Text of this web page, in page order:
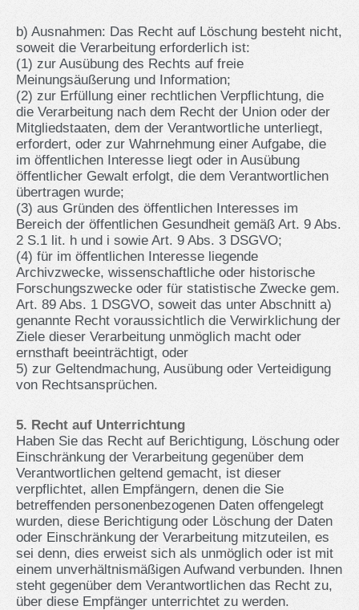
b) Ausnahmen: Das Recht auf Löschung besteht nicht,
soweit die Verarbeitung erforderlich ist:
(1) zur Ausübung des Rechts auf freie
Meinungsäußerung und Information;
(2) zur Erfüllung einer rechtlichen Verpflichtung, die
die Verarbeitung nach dem Recht der Union oder der
Mitgliedstaaten, dem der Verantwortliche unterliegt,
erfordert, oder zur Wahrnehmung einer Aufgabe, die
im öffentlichen Interesse liegt oder in Ausübung
öffentlicher Gewalt erfolgt, die dem Verantwortlichen
übertragen wurde;
(3) aus Gründen des öffentlichen Interesses im
Bereich der öffentlichen Gesundheit gemäß Art. 9 Abs.
2 S.1 lit. h und i sowie Art. 9 Abs. 3 DSGVO;
(4) für im öffentlichen Interesse liegende
Archivzwecke, wissenschaftliche oder historische
Forschungszwecke oder für statistische Zwecke gem.
Art. 89 Abs. 1 DSGVO, soweit das unter Abschnitt a)
genannte Recht voraussichtlich die Verwirklichung der
Ziele dieser Verarbeitung unmöglich macht oder
ernsthaft beeinträchtigt, oder
5) zur Geltendmachung, Ausübung oder Verteidigung
von Rechtsansprüchen.
5. Recht auf Unterrichtung
Haben Sie das Recht auf Berichtigung, Löschung oder
Einschränkung der Verarbeitung gegenüber dem
Verantwortlichen geltend gemacht, ist dieser
verpflichtet, allen Empfängern, denen die Sie
betreffenden personenbezogenen Daten offengelegt
wurden, diese Berichtigung oder Löschung der Daten
oder Einschränkung der Verarbeitung mitzuteilen, es
sei denn, dies erweist sich als unmöglich oder ist mit
einem unverhältnismäßigen Aufwand verbunden. Ihnen
steht gegenüber dem Verantwortlichen das Recht zu,
über diese Empfänger unterrichtet zu werden.